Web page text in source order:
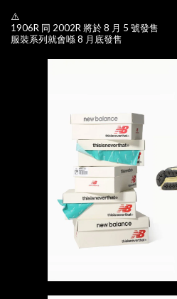
⚠️
1906R 同 2002R 將於 8 月 5 號發售
服裝系列就會喺 8 月底發售